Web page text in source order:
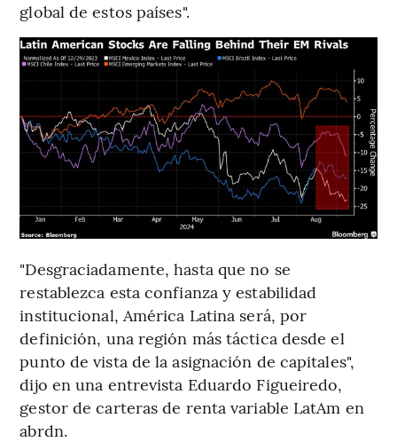
global de estos países".
"Desgraciadamente, hasta que no se
restablezca esta confianza y estabilidad
institucional, América Latina será, por
definición, una región más táctica desde el
punto de vista de la asignación de capitales",
dijo en una entrevista Eduardo Figueiredo,
gestor de carteras de renta variable LatAm en
abrdn.